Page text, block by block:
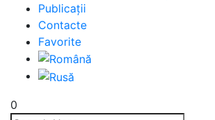
Publicații
Contacte
Favorite
0